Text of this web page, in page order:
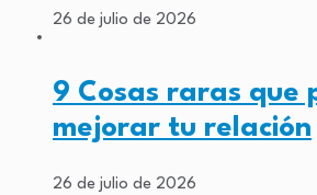
26 de julio de 2026
9 Cosas raras que
mejorar tu relación
26 de julio de 2026